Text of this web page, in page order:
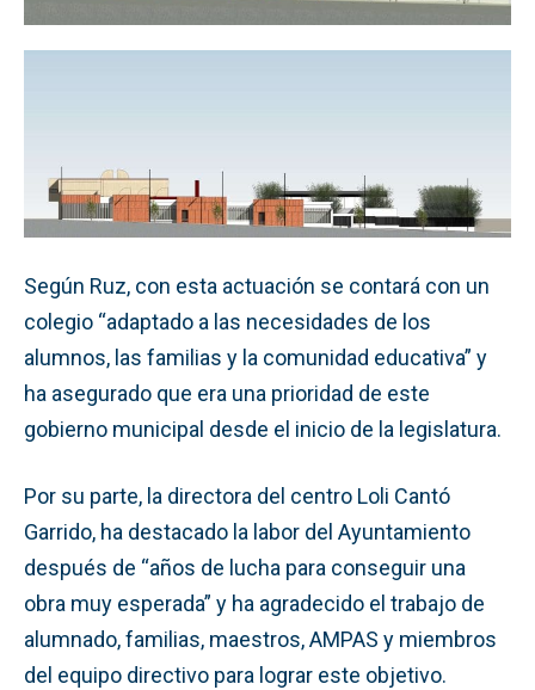
Según Ruz, con esta actuación se contará con un
colegio “adaptado a las necesidades de los
alumnos, las familias y la comunidad educativa” y
ha asegurado que era una prioridad de este
gobierno municipal desde el inicio de la legislatura.
Por su parte, la directora del centro Loli Cantó
Garrido, ha destacado la labor del Ayuntamiento
después de “años de lucha para conseguir una
obra muy esperada” y ha agradecido el trabajo de
alumnado, familias, maestros, AMPAS y miembros
del equipo directivo para lograr este objetivo.